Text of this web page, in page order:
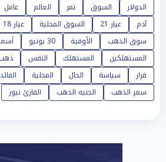
الدولار
السوق تمر العالم عامل
آدم
عيار 21 السوق المحلية عيار 18
سوق الذهب
الأوقية 30 يونيو
المستهلكين
المستهلك النفس
قرار
سياسة الحال المحلية
سعر الذهب
الجنيه الذهب القارئ نيوز